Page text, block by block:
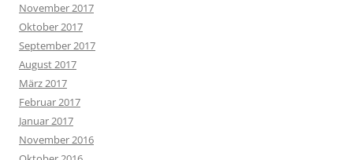
November 2017
Oktober 2017
September 2017
August 2017
März 2017
Februar 2017
Januar 2017
November 2016